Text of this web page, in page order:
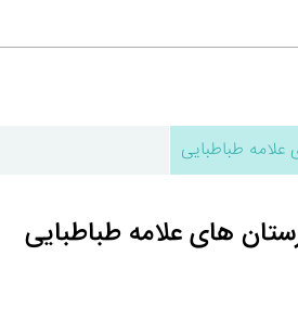
طباطبایی
های علامه طباطبایی